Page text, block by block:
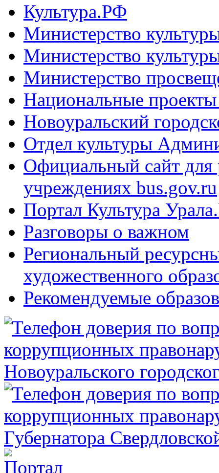
Культура.РФ
Министерство
Министерство
Министерство
Национальные
Новоуральский
Отдел культуры
Официальный сайт
учреждениях bus.gov.ru
Портал Культура
Разговоры о важном
Региональный
художественного
Рекомендуемые